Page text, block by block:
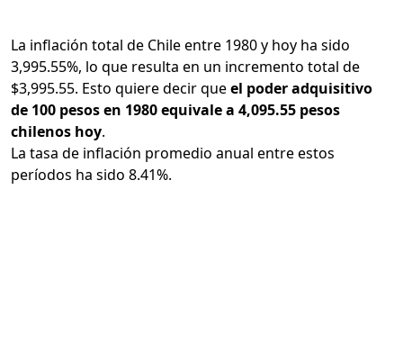
La inflación total de Chile entre 1980 y hoy ha sido
3,995.55%, lo que resulta en un incremento total de
$3,995.55. Esto quiere decir queel poder adquisitivo
de 100 pesos en 1980 equivale a 4,095.55 pesos
chilenos hoy.
La tasa de inflación promedio anual entre estos
períodos ha sido 8.41%.